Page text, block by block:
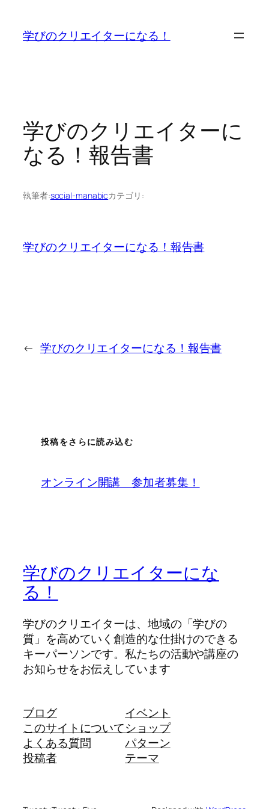
学びのクリエイターになる！
学びのクリエイターに
なる！報告書
執筆者:social-manabicカテゴリ:
学びのクリエイターになる！報告書
← 学びのクリエイターになる！報告書
投稿をさらに読み込む
オンライン開講 参加者募集！
学びのクリエイターにな
る！
学びのクリエイターは、地域の「学びの
質」を高めていく創造的な仕掛けのできる
キーパーソンです。私たちの活動や講座の
お知らせをお伝えしています
ブログ
このサイトについて
よくある質問
投稿者
イベント
ショップ
パターン
テーマ